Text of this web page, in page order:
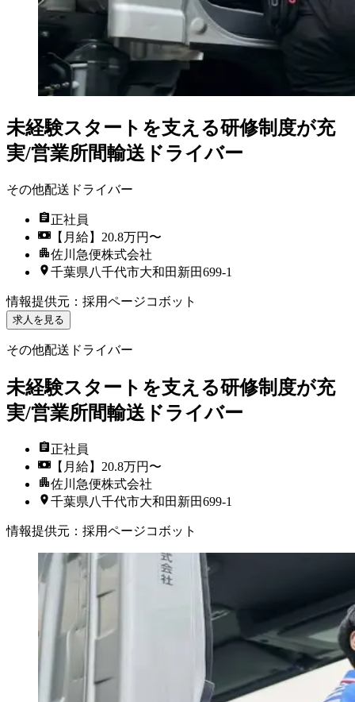
未経験スタートを支える研修制度が充
実/営業所間輸送ドライバー
その他配送ドライバー
正社員
【月給】20.8万円〜
佐川急便株式会社
千葉県八千代市大和田新田699-1
情報提供元 ： 採用ページコボット
求人を見る
その他配送ドライバー
未経験スタートを支える研修制度が充
実/営業所間輸送ドライバー
正社員
【月給】20.8万円〜
佐川急便株式会社
千葉県八千代市大和田新田699-1
情報提供元 ： 採用ページコボット